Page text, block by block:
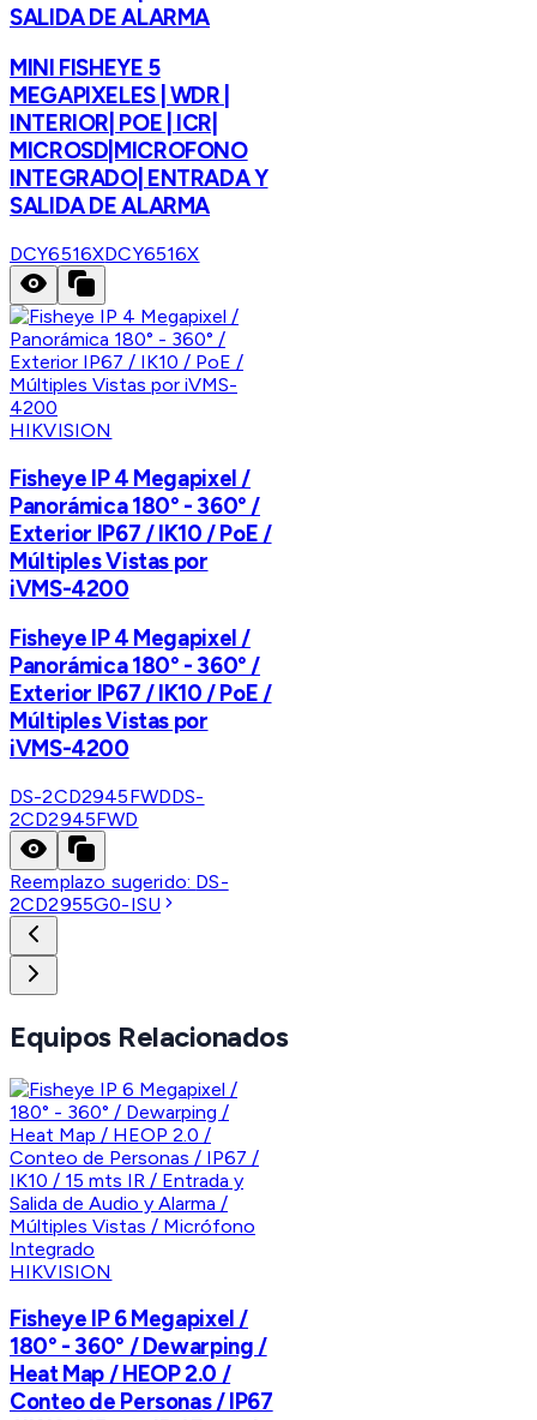
SALIDA DE ALARMA
MINI FISHEYE 5
MEGAPIXELES | WDR |
INTERIOR| POE | ICR|
MICROSD|MICROFONO
INTEGRADO| ENTRADA Y
SALIDA DE ALARMA
DCY6516XDCY6516X
HIKVISION
Fisheye IP 4 Megapixel /
Panorámica 180° - 360° /
Exterior IP67 / IK10 / PoE /
Múltiples Vistas por
iVMS-4200
Fisheye IP 4 Megapixel /
Panorámica 180° - 360° /
Exterior IP67 / IK10 / PoE /
Múltiples Vistas por
iVMS-4200
DS-2CD2945FWDDS-
2CD2945FWD
Reemplazo sugerido: DS-
2CD2955G0-ISU
Equipos Relacionados
HIKVISION
Fisheye IP 6 Megapixel /
180° - 360° / Dewarping /
Heat Map / HEOP 2.0 /
Conteo de Personas / IP67